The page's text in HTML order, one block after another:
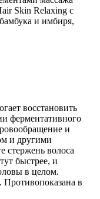
Skin Relaxing с
и имбиря,
восстановить
ферментативного
и
и другими
стержень волоса
быстрее, и
в целом.
Противопоказана в